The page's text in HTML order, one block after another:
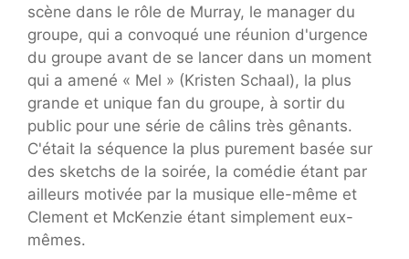
scène dans le rôle de Murray, le manager du
groupe, qui a convoqué une réunion d'urgence
du groupe avant de se lancer dans un moment
qui a amené « Mel » (Kristen Schaal), la plus
grande et unique fan du groupe, à sortir du
public pour une série de câlins très gênants.
C'était la séquence la plus purement basée sur
des sketchs de la soirée, la comédie étant par
ailleurs motivée par la musique elle-même et
Clement et McKenzie étant simplement eux-
mêmes.